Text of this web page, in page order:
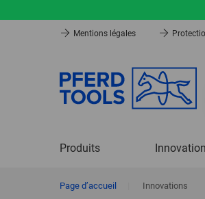
Mentions légales
Produits
Page d’accueil Innovations